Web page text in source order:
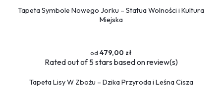
Tapeta Symbole Nowego Jorku – Statua Wolności i Kultura
Miejska
479,00 zł
Ratedout of 5 stars based onreview(s)
Tapeta Lisy W Zbożu – Dzika Przyroda i Leśna Cisza